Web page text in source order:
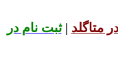
متاگلد |ثبت نام در